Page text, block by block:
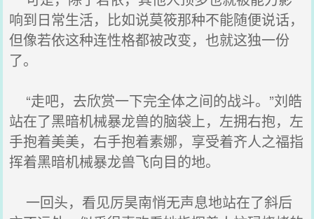
响到日常生活，比如说莫筱那种不能随便说话，
但像若依这种连性格都被改变，也就这独一份
了。
“走吧，去欣赏一下完全体之间的战斗。”刘皓
站在了黑暗机械暴龙兽的脑袋上，左拥右抱，左
手抱着美美，右手抱着素娜，享受着齐人之福指
挥着黑暗机械暴龙兽飞向目的地。
一回头，看见厉昊南悄无声息地站在了斜后